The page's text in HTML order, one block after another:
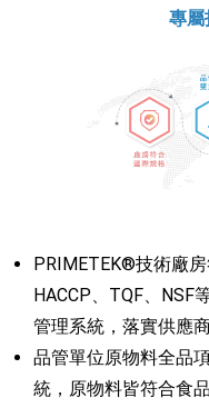
專屬
PRIMETEK®技術廠
HACCP、TQF、NSF
管理系統，落實供應
品管單位原物料全品
統，原物料皆符合食品